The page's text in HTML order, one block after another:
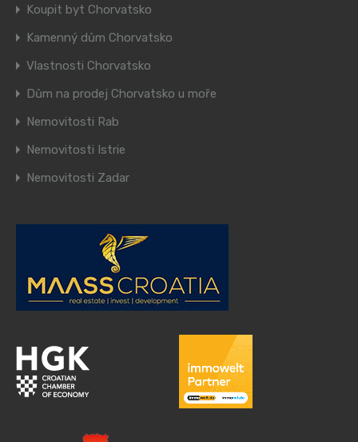
Koupit byt Chorvatsko
Kamenný dům Chorvatsko
Vlastnosti Chorvatsko
Dům na prodej Chorvatsko u moře
Nemovitosti Rab
Nemovitosti Istrie
Nemovitosti Zadar